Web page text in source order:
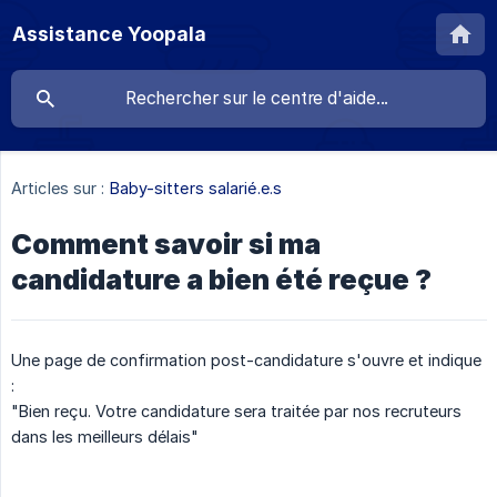
Assistance Yoopala
Articles sur : Baby-sitters salarié.e.s
Comment savoir si ma
candidature a bien été reçue ?
Une page de confirmation post-candidature s'ouvre et indique
:
"Bien reçu. Votre candidature sera traitée par nos recruteurs
dans les meilleurs délais"